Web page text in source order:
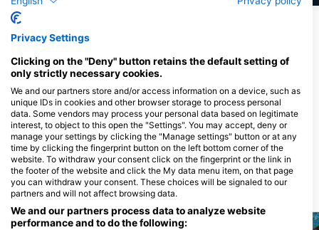
Các trung tâm lặn phục vụ tại điểm lặn
này
Epic SCUBA, Epic SCUBA &
Surf
Epic Scuba Ltd, 2012 Auckland,
New Zealand
Các địa lặn lân cận
Privacy Settings
Clicking on the "Deny" button retains the default setting of
only strictly necessary cookies.
We and our partners store and/or access information on a device, such as
unique IDs in cookies and other browser storage to process personal
data. Some vendors may process your personal data based on legitimate
interest, to object to this open the "Settings". You may accept, deny or
manage your settings by clicking the "Manage settings" button or at any
time by clicking the fingerprint button on the left bottom corner of the
website. To withdraw your consent click on the fingerprint or the link in
the footer of the website and click the My data menu item, on that page
you can withdraw your consent. These choices will be signaled to our
partners and will not affect browsing data.
We and our partners process data to analyze website
performance and to do the following: